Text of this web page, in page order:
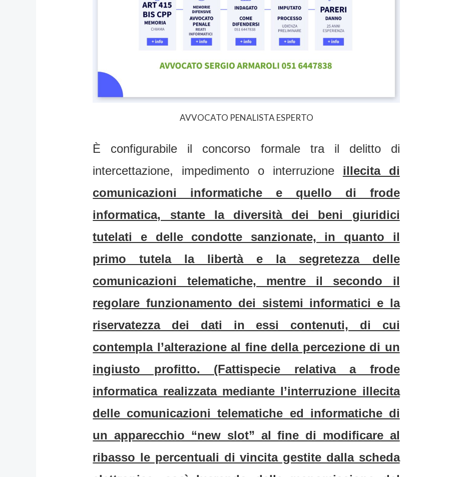
AVVOCATO PENALISTA ESPERTO
È configurabile il concorso formale tra il delitto di
intercettazione, impedimento o interruzione illecita di
comunicazioni informatiche e quello di frode
informatica, stante la diversità dei beni giuridici
tutelati e delle condotte sanzionate, in quanto il
primo tutela la libertà e la segretezza delle
comunicazioni telematiche, mentre il secondo il
regolare funzionamento dei sistemi informatici e la
riservatezza dei dati in essi contenuti, di cui
contempla l’alterazione al fine della percezione di un
ingiusto profitto. (Fattispecie relativa a frode
informatica realizzata mediante l’interruzione illecita
delle comunicazioni telematiche ed informatiche di
un apparecchio “new slot” al fine di modificare al
ribasso le percentuali di vincita gestite dalla scheda